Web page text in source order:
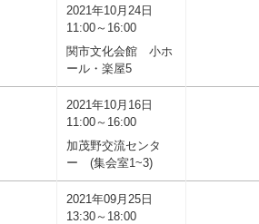
2021年10月24日
11:00～16:00
関市文化会館 小ホ
ール・楽屋5
2021年10月16日
11:00～16:00
加茂野交流センタ
ー (集会室1~3)
2021年09月25日
13:30～18:00